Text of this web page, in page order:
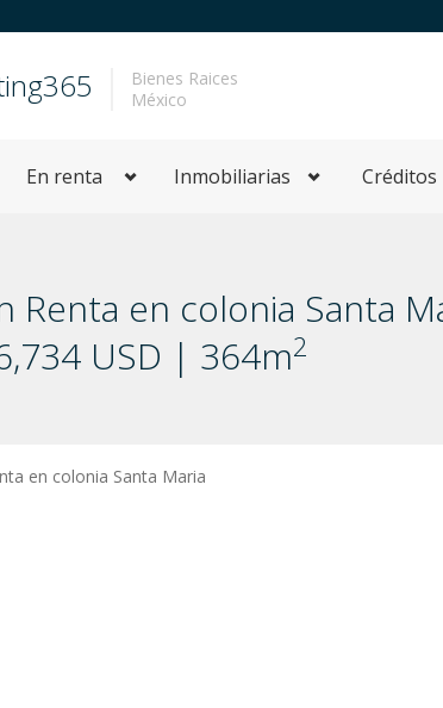
Bienes Raices
México
En renta Inmobiliarias Créditos
Renta en colonia Santa
USD | 364m2